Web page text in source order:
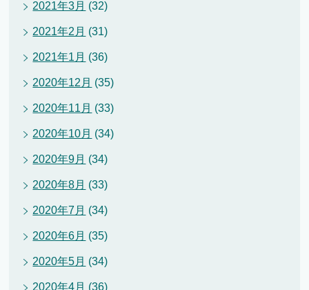
2021年3月 (32)
2021年2月 (31)
2021年1月 (36)
2020年12月 (35)
2020年11月 (33)
2020年10月 (34)
2020年9月 (34)
2020年8月 (33)
2020年7月 (34)
2020年6月 (35)
2020年5月 (34)
2020年4月 (36)